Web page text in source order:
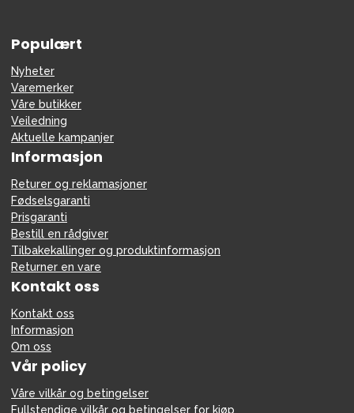
Populært
Nyheter
Varemerker
Våre butikker
Veiledning
Aktuelle kampanjer
Informasjon
Returer og reklamasjoner
Fødselsgaranti
Prisgaranti
Bestill en rådgiver
Tilbakekallinger og produktinformasjon
Returner en vare
Kontakt oss
Kontakt oss
Informasjon
Om oss
Vår policy
Våre vilkår og betingelser
Fullstendige vilkår og betingelser for kjøp